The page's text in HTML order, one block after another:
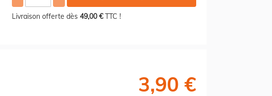
Livraison offerte dès 49,00 €TTC !
3,90 €